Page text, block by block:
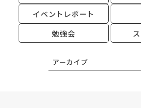
お客様の暮らし
会社情報
採用情報
イベントレポート
勉強会
アーカイブ